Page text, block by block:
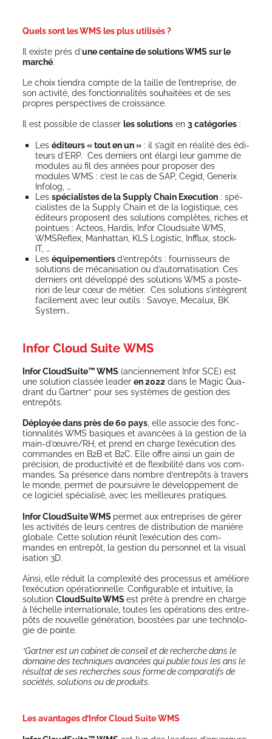
Quels sont les WMS les plus utilisés ?
Il existe près d’une cen­taine de solu­tions WMS sur le
mar­ché.
Le choix tien­dra compte de la taille de l’en­tre­prise, de
son acti­vi­té, des fonc­tion­na­li­tés sou­hai­tées et de ses
propres pers­pec­tives de croissance.
Il est pos­sible de clas­ser les solu­tionsen 3 caté­go­ries:
Lesédi­teurs « tout en un » : il s’a­git en réa­li­té des édi­
teurs d’ERP. Ces der­niers ont élar­gi leur gamme de
modules au fil des années pour pro­po­ser des
modules WMS : c’est le cas de SAP, Cegid, Gene­rix
Infolog, …
Lesspé­cia­listes de la Sup­ply Chain Exe­cu­tion : spé­
cia­listes de la Sup­ply Chain et de la logis­tique, ces
édi­teurs pro­posent des solu­tions com­plètes, riches et
poin­tues : Acteos, Har­dis, Infor Cloud­suite WMS,
WMSRe­flex, Man­hat­tan, KLS Logis­tic, Inf­flux, stock-
IT, …
Leséqui­pe­men­tiersd’en­tre­pôts : four­nis­seurs de
solu­tions de méca­ni­sa­tion ou d’au­to­ma­ti­sa­tion. Ces
der­niers ont déve­lop­pé des solu­tions WMS a pos­te­
rio­ri de leur cœur de métier. Ces solu­tions s’in­tègrent
faci­le­ment avec leur outils : Savoye, Meca­lux, BK
System…
Infor Cloud Suite WMS
Infor Cloud­Suite™ WMS(ancien­ne­ment Infor SCE) est
une solu­tion clas­sée lea­der en 2022dans le Magic Qua­
drant du Gart­ner* pour ses sys­tèmes de ges­tion des
entrepôts.
Déployée dans près de 60 pays, elle asso­cie des fonc­
tion­na­li­tés WMS basiques et avan­cées à la ges­tion de la
main-d’œu­vre/­RH, et prend en charge l’exé­cu­tion des
com­mandes en B2B et B2C. Elle offre ain­si un gain de
pré­ci­sion, de pro­duc­ti­vi­té et de flexi­bi­li­té dans vos com­
mandes. Sa pré­sence dans nombre d’en­tre­pôts à tra­vers
le monde, per­met de pour­suivre le déve­lop­pe­ment de
ce logi­ciel spé­cia­li­sé, avec les meilleures pratiques.
Infor Cloud­Suite WMS per­met aux entre­prises de gérer
les acti­vi­tés de leurs centres de dis­tri­bu­tion de manière
glo­bale. Cette solu­tion réunit l’exé­cu­tion des com­
mandes en entre­pôt, la ges­tion du per­son­nel et la visua­l
i­sa­tion 3D.
Ain­si, elle réduit la com­plexi­té des pro­ces­sus et amé­liore
l’exé­cu­tion opé­ra­tion­nelle. Confi­gu­rable et intui­tive, la
solu­tion Cloud­Suite WMSest prête à prendre en charge
à l’é­chelle inter­na­tio­nale, toutes les opé­ra­tions des entre­
pôts de nou­velle géné­ra­tion, boos­tées par une tech­no­lo­
gie de pointe.
*Gart­ner est un cabi­net de conseil et de recherche dans le
domaine des tech­niques avan­cées qui publie tous les ans le
résul­tat de ses recherches sous forme de com­pa­ra­tifs de
socié­tés, solu­tions ou de produits.
Les avantages d’Infor Cloud Suite WMS